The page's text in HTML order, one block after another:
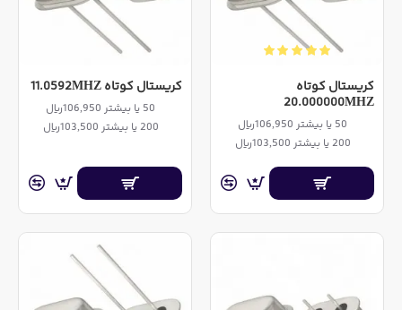
کریستال کوتاه
20.000000MHZ
50 یا بیشتر 106,950ریال
200 یا بیشتر 103,500ریال
کریستال کوتاه 11.0592MHZ
50 یا بیشتر 106,950ریال
200 یا بیشتر 103,500ریال